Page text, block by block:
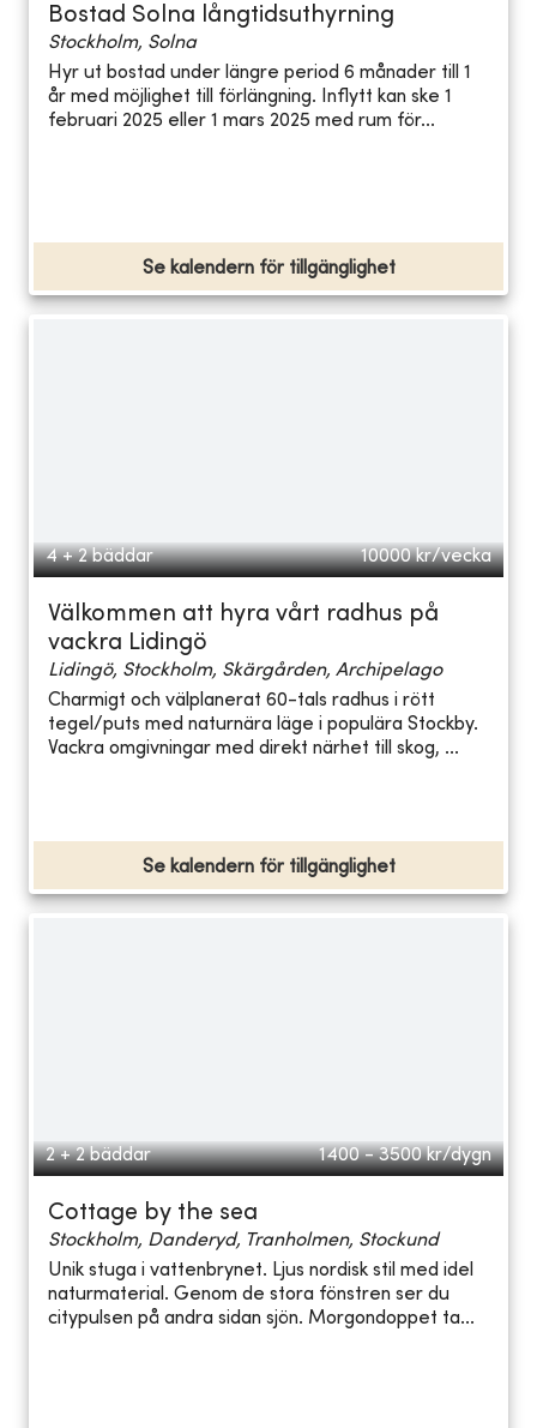
Bostad Solna långtidsuthyrning
Stockholm, Solna
Hyr ut bostad under längre period 6 månader till 1
år med möjlighet till förlängning. Inflytt kan ske 1
februari 2025 eller 1 mars 2025 med rum för...
Se kalendern för tillgänglighet
4 + 2 bäddar 10000 kr/vecka
Välkommen att hyra vårt radhus på
vackra Lidingö
Lidingö, Stockholm, Skärgården, Archipelago
Charmigt och välplanerat 60-tals radhus i rött
tegel/puts med naturnära läge i populära Stockby.
Vackra omgivningar med direkt närhet till skog, ...
Se kalendern för tillgänglighet
2 + 2 bäddar 1400 - 3500 kr/dygn
Cottage by the sea
Stockholm, Danderyd, Tranholmen, Stockund
Unik stuga i vattenbrynet. Ljus nordisk stil med idel
naturmaterial. Genom de stora fönstren ser du
citypulsen på andra sidan sjön. Morgondoppet ta...